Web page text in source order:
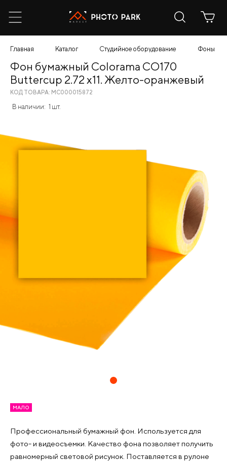
Главная Каталог Студийное оборудование Фоны
МАЛО
Профессиональный бумажный фон. Используется для
фото- и видеосъемки. Качество фона позволяет получить
равномерный световой рисунок. Поставляется в рулоне
Фон бумажный Colorama CO170
Buttercup 2.72 x11. Желто-оранжевый
КОД ТОВАРА: МС000015872
В наличии: 1 шт.